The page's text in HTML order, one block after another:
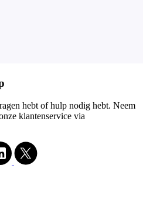
hebt of hulp nodig hebt. Neem
klantenservice via